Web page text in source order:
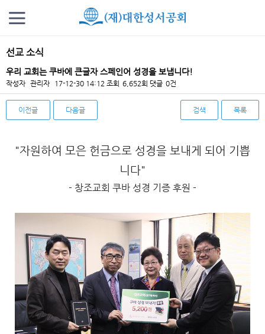
선교 소식
우리 교회는 쿠바에 큰글자 스페인어 성경을 보냅니다!
작성자 관리자 17-12-30 14:12 조회 6,652회 댓글 0건
이전글 다음글 검색 목록
"자원하여 모은 헌금으로 성경을 보내게 되어 기쁩
니다"
- 창조교회 쿠바 성경 기증 후원 -